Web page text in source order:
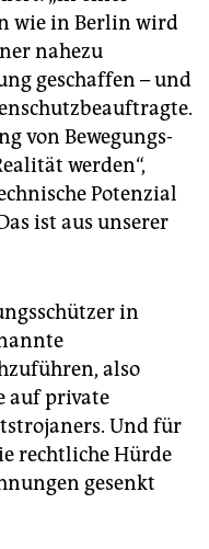
wie in Berlin wird
nahezu
geschaffen – und
von Bewegungs-
werden“,
Potenzial
ist aus unserer
in
also
auf private
Und für
rechtliche Hürde
gesenkt